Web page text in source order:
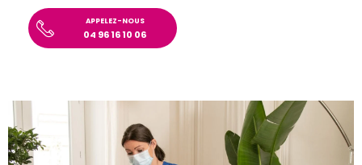
APPELEZ-NOUS
04 96 16 10 06